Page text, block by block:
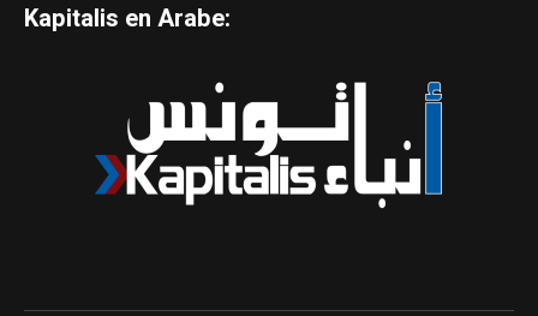
Kapitalis en Arabe: